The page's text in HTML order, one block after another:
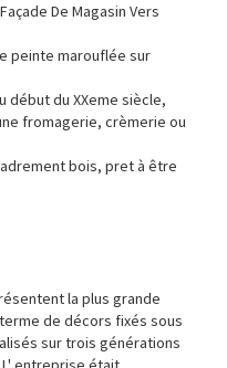
De Magasin Vers
peinte marouflée sur
début du XXeme siècle,
fromagerie, crèmerie ou
bois, pret à être
la plus grande
de décors fixés sous
sur trois générations